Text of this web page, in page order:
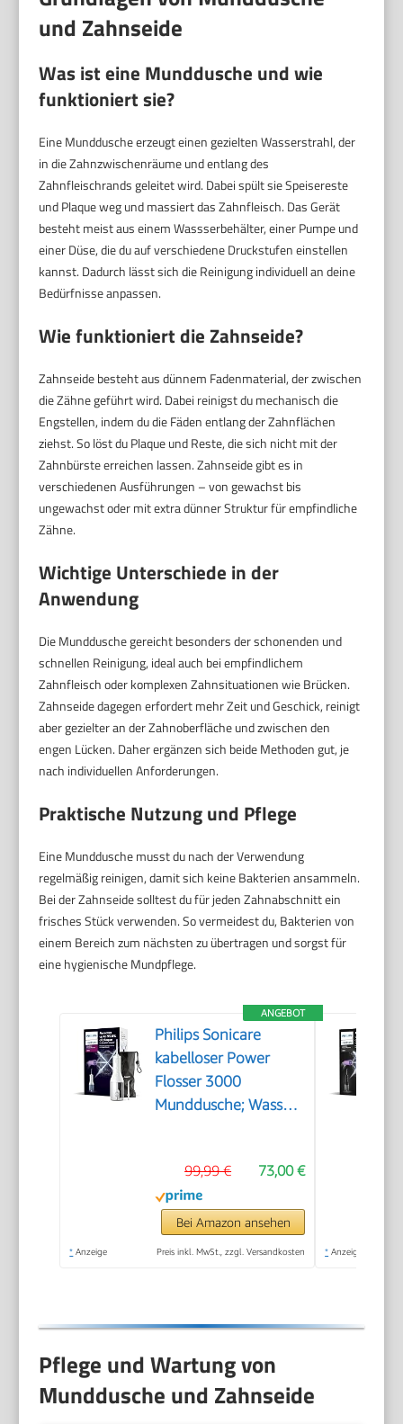
und Zahnseide
Was ist eine Munddusche und wie
funktioniert sie?
Eine Munddusche erzeugt einen gezielten Wasserstrahl, der
in die Zahnzwischenräume und entlang des
Zahnfleischrands geleitet wird. Dabei spült sie Speisereste
und Plaque weg und massiert das Zahnfleisch. Das Gerät
besteht meist aus einem Wassserbehälter, einer Pumpe und
einer Düse, die du auf verschiedene Druckstufen einstellen
kannst. Dadurch lässt sich die Reinigung individuell an deine
Bedürfnisse anpassen.
Wie funktioniert die Zahnseide?
Zahnseide besteht aus dünnem Fadenmaterial, der zwischen
die Zähne geführt wird. Dabei reinigst du mechanisch die
Engstellen, indem du die Fäden entlang der Zahnflächen
ziehst. So löst du Plaque und Reste, die sich nicht mit der
Zahnbürste erreichen lassen. Zahnseide gibt es in
verschiedenen Ausführungen – von gewachst bis
ungewachst oder mit extra dünner Struktur für empfindliche
Zähne.
Wichtige Unterschiede in der
Anwendung
Die Munddusche gereicht besonders der schonenden und
schnellen Reinigung, ideal auch bei empfindlichem
Zahnfleisch oder komplexen Zahnsituationen wie Brücken.
Zahnseide dagegen erfordert mehr Zeit und Geschick, reinigt
aber gezielter an der Zahnoberfläche und zwischen den
engen Lücken. Daher ergänzen sich beide Methoden gut, je
nach individuellen Anforderungen.
Praktische Nutzung und Pflege
Eine Munddusche musst du nach der Verwendung
regelmäßig reinigen, damit sich keine Bakterien ansammeln.
Bei der Zahnseide solltest du für jeden Zahnabschnitt ein
frisches Stück verwenden. So vermeidest du, Bakterien von
einem Bereich zum nächsten zu übertragen und sorgst für
eine hygienische Mundpflege.
ANGEBOT
Philips Sonicare
kabelloser Power
Flosser 3000
Munddusche; Wasser-
Zahnpflege, weiß
(Modell HX3826/31)
73,00 €
99,99 €
Bei Amazon ansehen
* Anzeige Preis inkl. MwSt., zzgl. Versandkosten * Anzeige
Pflege und Wartung von
Munddusche und Zahnseide